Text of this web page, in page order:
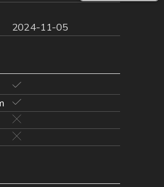
2024-11-05